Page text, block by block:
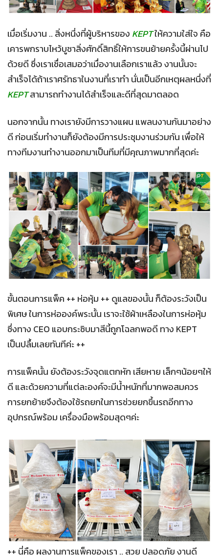
เมื่อเริ่มงาน .. สิ่งหนึ่งที่ผู้บริหารของ KEPTให้ความใส่ใจ คือ
เคารพกราบไหว้บูชาสิ่งศักดิ์สิทธิ์ให้การขนย้ายครั้งนี้ผ่านไป
ด้วยดี ซึ่งเราเชื่อเสมอว่าเมื่องานเลือกเราแล้ว งานนั้นจะ
สำเร็จได้ถ้าเราศรัทธาในงานที่เราทำ นั่นเป็นอีกเหตุผลหนึ่งที่
KEPTสามารถทำงานได้สำเร็จและดีที่สุดมาตลอด
นอกจากนั้น ทางเรายังมีการวางแผน แพลนงานกันมาอย่าง
ดี ก่อนเริ่มทำงานก็ยังต้องมีการประชุมงานร่วมกัน เพื่อให้
ทางทีมงานทำงานออกมาเป็นทีมที่มีคุณภาพมากที่สุดค่ะ
ขั้นตอนการแพ็ค ++ ห่อหุ้ม ++ ดูแลของนั้น ก็ต้องระวังเป็น
พิเศษ ในการห่อองค์พระนั้น เราจะใช้ผ้าเหลืองในการห่อหุ้ม
ซึ่งทาง CEO แอบกระซิบมาสีนี้ถูกโฉลกพอดี ทาง KEPT
เป็นปลื้มเลยทันทีค่ะ ++
การแพ็คนั้น ยังต้องระวังจุดแตกหัก เสียหาย เล็กๆน้อยๆให้
ดี และด้วยความที่แต่ละองค์จะมีน้ำหนักที่มากพอสมควร
การยกย้ายจึงต้องใช้รถยกในการช่วยยกขึ้นรถอีกทาง
อุปกรณ์พร้อม เครื่องมือพร้อมสุดๆค่ะ
++ นี่คือ ผลงานการแพ็คของเรา .. สวย ปลอดภัย งานดี